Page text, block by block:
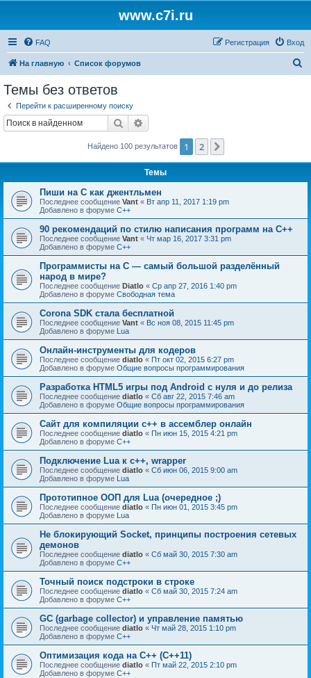
www.c7i.ru
FAQ Вход
Регистрация
На главную Список форумов
Темы без ответов
Перейти к расширенному поиску
Поиск
Найдено 100 результатов 1 2
Темы
Пиши на C как джентльмен
Последнее сообщение Vant « Вт апр 11, 2017 1:19 pm
Добавлено в форуме C++
90 рекомендаций по стилю написания программ на C++
Последнее сообщение Vant « Чт мар 16, 2017 3:31 pm
Добавлено в форуме C++
Программисты на C — самый большой разделённый
народ в мире?
Последнее сообщение Diatlo « Ср апр 27, 2016 1:40 pm
Добавлено в форуме Свободная тема
Corona SDK стала бесплатной
Последнее сообщение Vant « Вс ноя 08, 2015 11:45 pm
Добавлено в форуме Lua
Онлайн-инструменты для кодеров
Последнее сообщение diatlo « Пт окт 02, 2015 6:27 pm
Добавлено в форуме Общие вопросы программирования
Разработка HTML5 игры под Android с нуля и до релиза
Последнее сообщение diatlo « Сб авг 22, 2015 7:46 am
Добавлено в форуме Общие вопросы программирования
Сайт для компиляции c++ в ассемблер онлайн
Последнее сообщение diatlo « Пн июн 15, 2015 4:21 pm
Добавлено в форуме C++
Подключение Lua к c++, wrapper
Последнее сообщение diatlo « Сб июн 06, 2015 9:00 am
Добавлено в форуме Lua
Прототипное ООП для Lua (очередное ;)
Последнее сообщение diatlo « Пн июн 01, 2015 3:45 pm
Добавлено в форуме Lua
Не блокирующий Socket, принципы построения сетевых
демонов
Последнее сообщение diatlo « Сб май 30, 2015 7:30 am
Добавлено в форуме C++
Точный поиск подстроки в строке
Последнее сообщение diatlo « Сб май 30, 2015 7:24 am
Добавлено в форуме C++
GC (garbage collector) и управление памятью
Последнее сообщение diatlo « Чт май 28, 2015 1:10 pm
Добавлено в форуме C++
Оптимизация кода на C++ (C++11)
Последнее сообщение diatlo « Пт май 22, 2015 2:10 pm
Добавлено в форуме C++